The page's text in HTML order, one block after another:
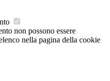
non possono essere
nella pagina della cookie